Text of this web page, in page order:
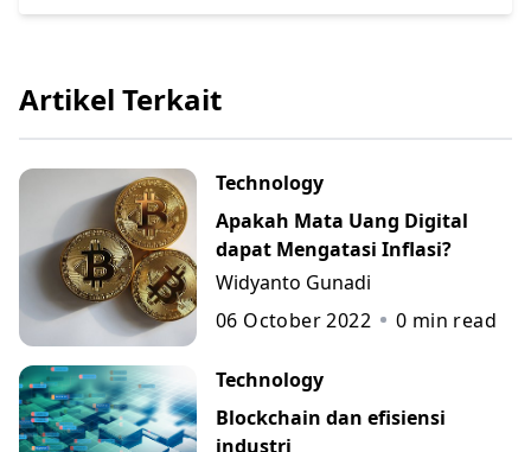
Artikel Terkait
Technology
Apakah Mata Uang Digital
dapat Mengatasi Inflasi?
Widyanto Gunadi
06 October 2022
0 min read
Technology
Blockchain dan efisiensi
industri